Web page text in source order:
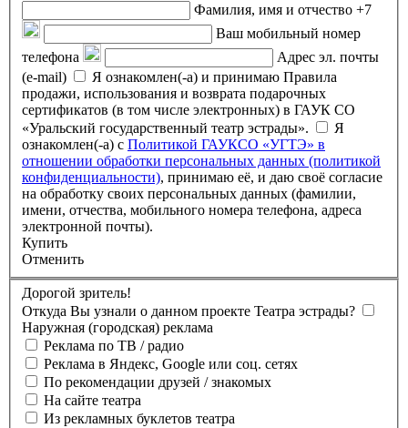
Фамилия, имя и отчество +7
Ваш мобильный номер
телефона
Адрес эл. почты
(e-mail)
Я ознакомлен(-а) и принимаю Правила
продажи, использования и возврата подарочных
сертификатов (в том числе электронных) в ГАУК СО
«Уральский государственный театр эстрады».
Я
ознакомлен(-а) с Политикой ГАУКСО «УГТЭ» в
отношении обработки персональных данных (политикой
конфиденциальности), принимаю её, и даю своё согласие
на обработку своих персональных данных (фамилии,
имени, отчества, мобильного номера телефона, адреса
электронной почты).
Купить
Отменить
Дорогой зритель!
Откуда Вы узнали о данном проекте Театра эстрады?
Наружная (городская) реклама
Реклама по ТВ / радио
Реклама в Яндекс, Google или соц. сетях
По рекомендации друзей / знакомых
На сайте театра
Из рекламных буклетов театра